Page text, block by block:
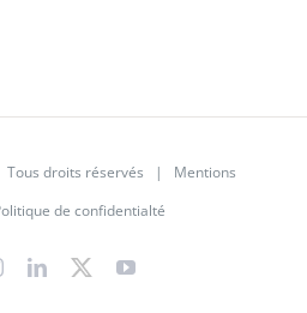
droits réservés | Mentions
de confidentialté